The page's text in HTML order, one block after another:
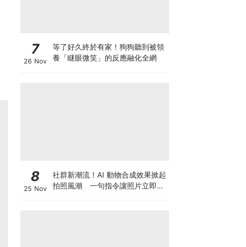
7
26 Nov
等了好久終於有家！狗狗聽到被領
養「瞇眼微笑」的反應融化全網
8
25 Nov
社群新潮流！AI 動物合成效果掀起
拍照風潮 一句指令讓照片立即升